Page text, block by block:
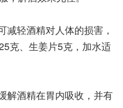
减轻酒精对人体的损害，
克、生姜片5克，加水适
解酒精在胃内吸收，并有